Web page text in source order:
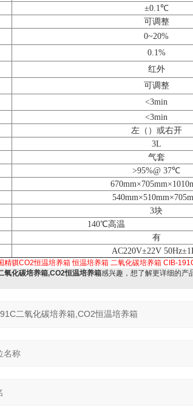
±0.1℃
可调整
0~20%
0.1%
红外
可调整
<3min
<3min
左（）或右开
3L
气套
>95%@ 37℃
3块
140℃高温
有
AC220V±22V
精骐CO2恒温培养箱 恒温培养箱 二氧化碳培养箱 CIB-
化碳培养箱,CO2恒温培养箱感兴趣，想了解更详细的产